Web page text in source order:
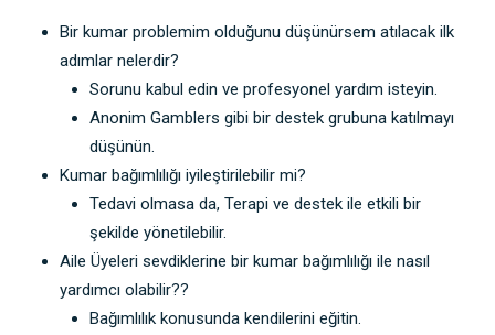
Bir kumar problemim olduğunu düşünürsem atılacak ilk
adımlar nelerdir?
Sorunu kabul edin ve profesyonel yardım isteyin.
Anonim Gamblers gibi bir destek grubuna katılmayı
düşünün.
Kumar bağımlılığı iyileştirilebilir mi?
Tedavi olmasa da, Terapi ve destek ile etkili bir
şekilde yönetilebilir.
Aile Üyeleri sevdiklerine bir kumar bağımlılığı ile nasıl
yardımcı olabilir??
Bağımlılık konusunda kendilerini eğitin.